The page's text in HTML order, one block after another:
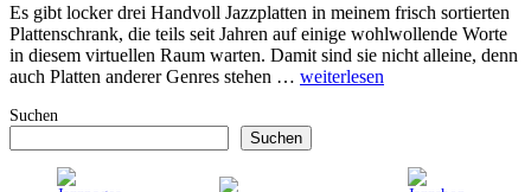
Es gibt locker drei Handvoll Jazzplatten in meinem frisch sortierten
Plattenschrank, die teils seit Jahren auf einige wohlwollende Worte
in diesem virtuellen Raum warten. Damit sind sie nicht alleine, denn
auch Platten anderer Genres stehen … weiterlesen
Suchen
Suchen